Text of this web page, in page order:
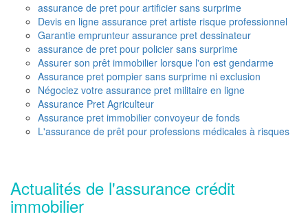
assurance de pret pour artificier sans surprime
Devis en ligne assurance pret artiste risque professionnel
Garantie emprunteur assurance pret dessinateur
assurance de pret pour policier sans surprime
Assurer son prêt immobilier lorsque l'on est gendarme
Assurance pret pompier sans surprime ni exclusion
Négociez votre assurance pret militaire en ligne
Assurance Pret Agriculteur
Assurance pret immobilier convoyeur de fonds
L'assurance de prêt pour professions médicales à risques
Actualités de l'assurance crédit
immobilier